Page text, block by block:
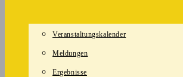
Veranstaltungskalender
Meldungen
Ergebnisse